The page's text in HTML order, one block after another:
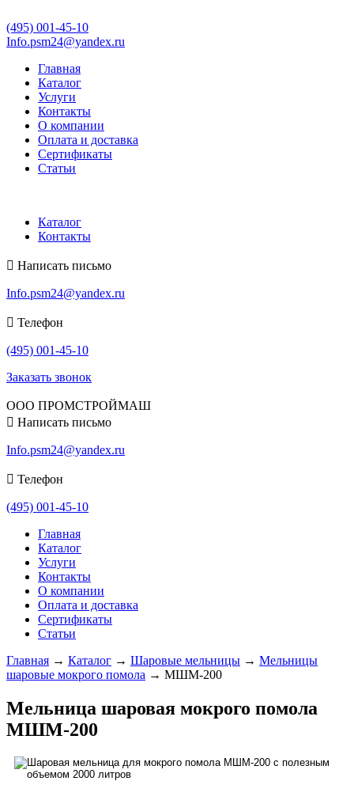
(495) 001-45-10
Info.psm24@yandex.ru
Главная
Каталог
Услуги
Контакты
О компании
Оплата и доставка
Сертификаты
Статьи
Каталог
Контакты
Написать письмо
Info.psm24@yandex.ru
Телефон
(495) 001-45-10
Заказать звонок
ООО ПРОМСТРОЙМАШ
Написать письмо
Info.psm24@yandex.ru
Телефон
(495) 001-45-10
Главная
Каталог
Услуги
Контакты
О компании
Оплата и доставка
Сертификаты
Статьи
Главная → Каталог → Шаровые мельницы → Мельницы
шаровые мокрого помола → МШМ-200
Мельница шаровая мокрого помола
МШМ-200